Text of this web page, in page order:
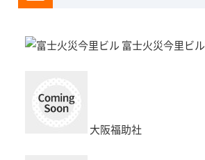
富士火災今里ビル
大阪福助社